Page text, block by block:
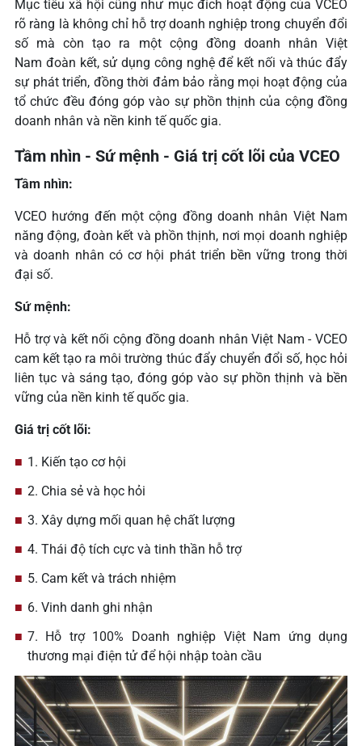
Mục tiêu xã hội cũng như mục đích hoạt động của VCEO
rõ ràng là không chỉ hỗ trợ doanh nghiệp trong chuyển đổi
số mà còn tạo ra một cộng đồng doanh nhân Việt
Nam đoàn kết, sử dụng công nghệ để kết nối và thúc đẩy
sự phát triển, đồng thời đảm bảo rằng mọi hoạt động của
tổ chức đều đóng góp vào sự phồn thịnh của cộng đồng
doanh nhân và nền kinh tế quốc gia.
Tầm nhìn - Sứ mệnh - Giá trị cốt lõi của VCEO
Tầm nhìn:
VCEO hướng đến một cộng đồng doanh nhân Việt Nam
năng động, đoàn kết và phồn thịnh, nơi mọi doanh nghiệp
và doanh nhân có cơ hội phát triển bền vững trong thời
đại số.
Sứ mệnh:
Hỗ trợ và kết nối cộng đồng doanh nhân Việt Nam - VCEO
cam kết tạo ra môi trường thúc đẩy chuyển đổi số, học hỏi
liên tục và sáng tạo, đóng góp vào sự phồn thịnh và bền
vững của nền kinh tế quốc gia.
Giá trị cốt lõi:
1. Kiến tạo cơ hội
2. Chia sẻ và học hỏi
3. Xây dựng mối quan hệ chất lượng
4. Thái độ tích cực và tinh thần hỗ trợ
5. Cam kết và trách nhiệm
6. Vinh danh ghi nhận
7. Hỗ trợ 100% Doanh nghiệp Việt Nam ứng dụng
thương mại điện tử để hội nhập toàn cầu